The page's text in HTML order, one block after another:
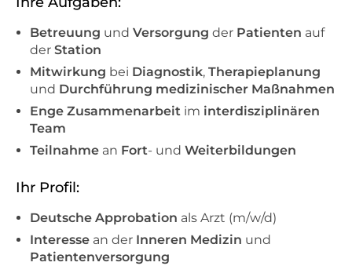
Betreuung und Versorgung der Patienten auf
der Station
Mitwirkung bei Diagnostik, Therapieplanung
und Durchführung medizinischer Maßnahmen
Enge Zusammenarbeit im interdisziplinären
Team
Teilnahme an Fort- und Weiterbildungen
Ihr Profil:
Deutsche Approbation als Arzt (m/w/d)
Interesse an der Inneren Medizin und
Patientenversorgung